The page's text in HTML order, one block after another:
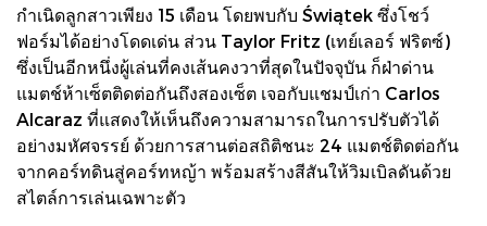
กำเนิดลูกสาวเพียง 15 เดือน โดยพบกับ Świątek ซึ่งโชว์
ฟอร์มได้อย่างโดดเด่น ส่วน Taylor Fritz (เทย์เลอร์ ฟริตซ์)
ซึ่งเป็นอีกหนึ่งผู้เล่นที่คงเส้นคงวาที่สุดในปัจจุบัน ก็ฝ่าด่าน
แมตช์ห้าเซ็ตติดต่อกันถึงสองเซ็ต เจอกับแชมป์เก่า Carlos
Alcaraz ที่แสดงให้เห็นถึงความสามารถในการปรับตัวได้
อย่างมหัศจรรย์ ด้วยการสานต่อสถิติชนะ 24 แมตช์ติดต่อกัน
จากคอร์ทดินสู่คอร์ทหญ้า พร้อมสร้างสีสันให้วิมเบิลดันด้วย
สไตล์การเล่นเฉพาะตัว